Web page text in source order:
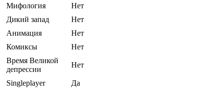
Мифология
Нет
Дикий запад
Нет
Анимация
Нет
Комиксы
Нет
Время Великой
депрессии
Нет
Singleplayer
Да